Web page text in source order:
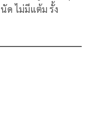
ด ไม่มีแต้ม รั้ง